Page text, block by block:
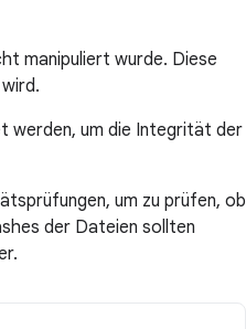
manipuliert wurde. Diese
werden, um die Integrität der
um zu prüfen, ob
der Dateien sollten